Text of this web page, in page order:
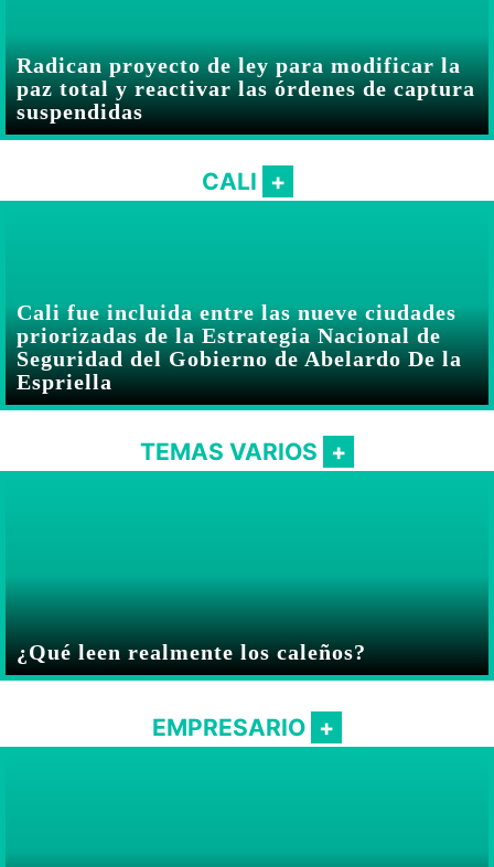
Radican proyecto de ley para modificar la
paz total y reactivar las órdenes de captura
suspendidas
CALI
Cali fue incluida entre las nueve ciudades
priorizadas de la Estrategia Nacional de
Seguridad del Gobierno de Abelardo De la
Espriella
TEMAS VARIOS
¿Qué leen realmente los caleños?
EMPRESARIO